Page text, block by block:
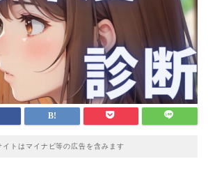
トはマイナビ等の広告を含みます